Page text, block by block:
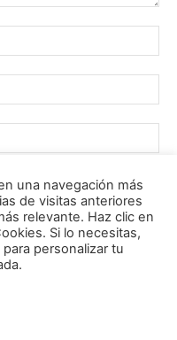
este buscador para la
una navegación más
de visitas anteriores
relevante. Haz clic en
Si lo necesitas,
personalizar tu